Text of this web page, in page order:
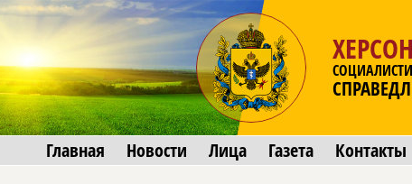
Главная Новости Лица Газета Контакты